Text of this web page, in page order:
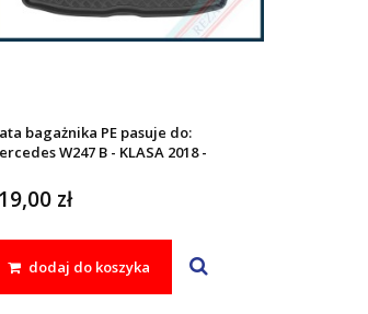
bagażnika PE pasuje do:
W247 B - KLASA 2018 -
zł
dodaj do koszyka